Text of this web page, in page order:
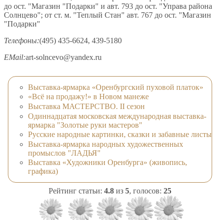
до ост. "Магазин "Подарки" и авт. 793 до ост. "Управа района
Солнцево"; от ст. м. "Теплый Стан" авт. 767 до ост. "Магазин
"Подарки"
Телефоны:(495) 435-6624, 439-5180
EMail:art-solncevo@yandex.ru
Выставка-ярмарка «Оренбургский пуховой платок»
«Всё на продажу!» в Новом манеже
Выставка МАСТЕРСТВО. II сезон
Одиннадцатая московская международная выставка-
ярмарка "Золотые руки мастеров"
Русские народные картинки, сказки и забавные листы
Выставка-ярмарка народных художественных
промыслов "ЛАДЬЯ"
Выставка «Художники Оренбурга» (живопись,
графика)
Рейтинг статьи: 4.8 из 5, голосов: 25